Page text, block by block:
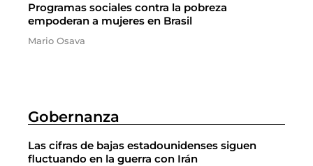
Programas sociales contra la pobreza
empoderan a mujeres en Brasil
Mario Osava
Gobernanza
Las cifras de bajas estadounidenses siguen
fluctuando en la guerra con Irán